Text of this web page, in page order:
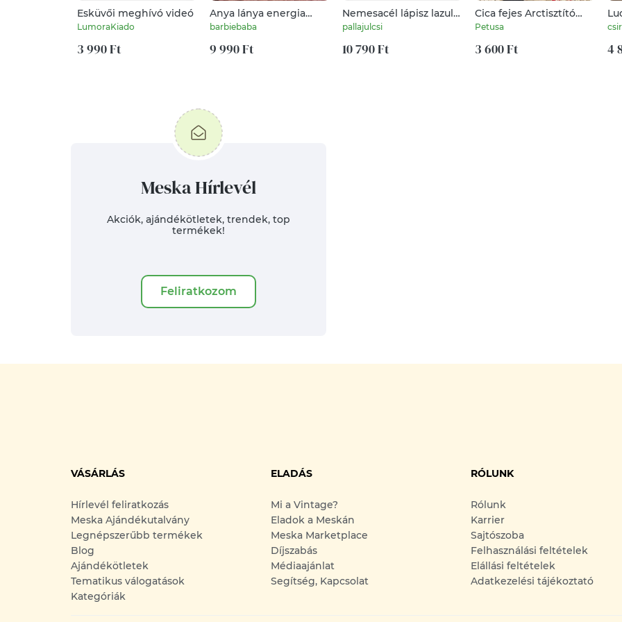
Esküvői meghívó videó
LumoraKiado
3 990 Ft
Anya lánya energia
páros karkötő
barbiebaba
9 990 Ft
Nemesacél lápisz lazuli
fülbevaló
pallajulcsi
10 790 Ft
Cica fejes Arctisztító
korong, 10 db
cicás, macskás
Petusa
3 600 Ft 4
Meska Hírlevél
Akciók, ajándékötletek, trendek, top
termékek!
Feliratkozom
VÁSÁRLÁS
Hírlevél feliratkozás
Meska Ajándékutalvány
Legnépszerűbb termékek
Blog
Ajándékötletek
Tematikus válogatások
Kategóriák
ELADÁS
Mi a Vintage?
Eladok a Meskán
Meska Marketplace
Díjszabás
Médiaajánlat
Segítség, Kapcsolat
RÓLUNK
Rólunk
Karrier
Sajtószoba
Felhasználási feltételek
Elállási feltételek
Adatkezelési tájékoztató